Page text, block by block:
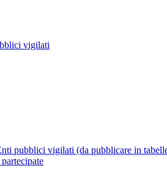
vigilati
pubblici vigilati (da pubblicare in